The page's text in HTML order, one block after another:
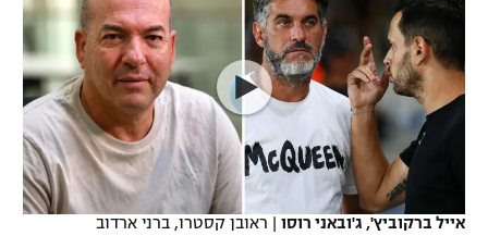
VOD
רץ ברשת
תוצאות
נבחרת ישראל
מכבי חיפה
בית"ר ירושלים
מכבי תל אביב
הפועל תל אביב
ליגה ספרדית
ליגה איטלקית
ליגה צרפתית
ליגה הולנדית
כדורסל נשים
מכבי תל אביב
הפועל חולון
הפועל ירושלים
דני אבדיה
יורוליג
יורוקאפ
טניס
כדוריד
כדורעף
שחייה
אייל ברקוביץ', ג'ובאני רוסו | ראובן קסטרו, ברני ארדוב